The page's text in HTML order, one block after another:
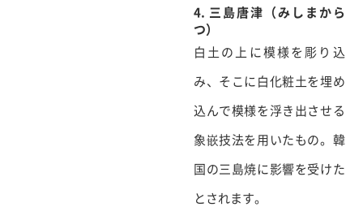
4. 三島唐津（みしまから
つ）
白土の上に模様を彫り込
み、そこに白化粧土を埋め
込んで模様を浮き出させる
象嵌技法を用いたもの。韓
国の三島焼に影響を受けた
とされます。